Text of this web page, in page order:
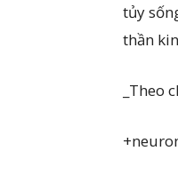
tủy
thần
_Theo